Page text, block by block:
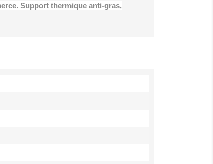
Support thermique anti-gras,